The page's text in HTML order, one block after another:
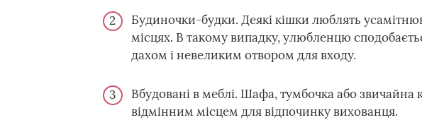
Будиночки-будки. Деякі кішки люблять
місцях. В такому випадку, улюбленцю
дахом і невеликим отвором для входу.
Вбудовані в меблі. Шафа, тумбочка або звичайна
відмінним місцем для відпочинку вихованця.